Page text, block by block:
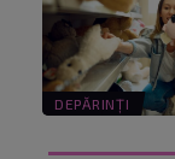
DEPĂRINȚI